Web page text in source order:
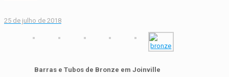
25 de julho de 2018
Barras e Tubos de Bronze em Joinville